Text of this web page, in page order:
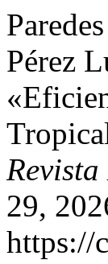
Pérez
29,
https://